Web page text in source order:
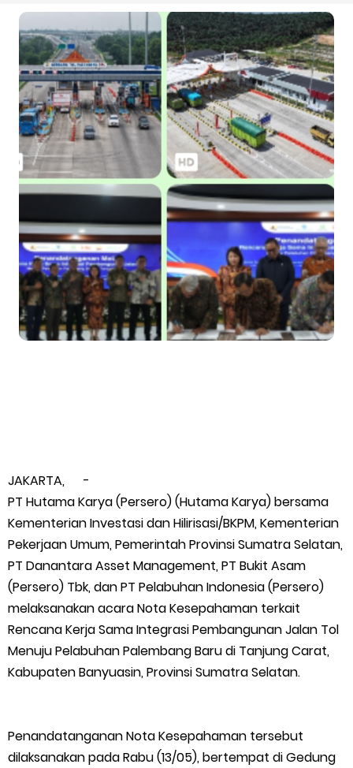
Merah Putih Presisi Polda Riau.
Teluk Belitung Bagaikan Kota Mati Disaat Listrik Diberlakukan
Pemadaman Secara Bergilir, Mesin 600 kW Diharapkan Jadi
Solusi.
F-PETIR Desak Pemkab Lingga Segera Buka Solusi Tambang
Timah Rakyat: Jangan Hanya di Laut yang Beroperasi,
Tambang Timah di Darat Juga Butuh Hidup
Saat Duka Menyelimuti Korban Serangan Monyet, YBM PLN UP3
Rengat Bersama PW IWO Riau Ulurkan Tangan Kemanusiaan
Usut Skandal Lahan Ulayat Desa Palas, Sekoci24.co Resmi
Layangkan Surat Konfirmasi ke PT Arara Abadi.
Meranti 2026, 30 Putra-Putri Terbaik Disiapkan Kibarkan Merah
Putih
Pulihkan Konektivitas Pascabencana, HKI Rampungkan
Penanganan Jalur Lembah Anai dan Malalak
Jambore Nasional XII 2026 di Cibubur
JAKARTA, -
PT Hutama Karya (Persero) (Hutama Karya) bersama
Kementerian Investasi dan Hilirisasi/BKPM, Kementerian
Pekerjaan Umum, Pemerintah Provinsi Sumatra Selatan,
PT Danantara Asset Management, PT Bukit Asam
(Persero) Tbk, dan PT Pelabuhan Indonesia (Persero)
melaksanakan acara Nota Kesepahaman terkait
Rencana Kerja Sama Integrasi Pembangunan Jalan Tol
Menuju Pelabuhan Palembang Baru di Tanjung Carat,
Kabupaten Banyuasin, Provinsi Sumatra Selatan.
Penandatanganan Nota Kesepahaman tersebut
dilaksanakan pada Rabu (13/05), bertempat di Gedung